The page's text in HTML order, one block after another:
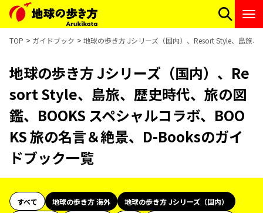
TOP ガイドブック 地球の歩き方 Jシリーズ（国内）、Resort Style、島旅
地球の歩き方 Jシリーズ（国内）、Re
sort Style、島旅、歴史時代、旅の図
鑑、BOOKS スペシャルコラボ、BOO
KS 旅の名言＆絶景、D-Booksのガイ
ドブック一覧
すべて 地球の歩き方 海外
地球の歩き方 Jシリーズ（国内）